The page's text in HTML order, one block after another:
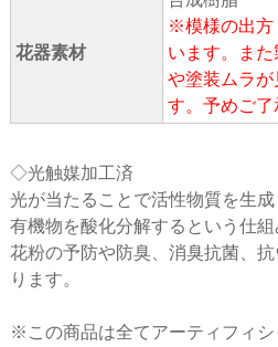
花器素材
※模様の出方
います。ま
や塗装ムラが
す。予めご了
◇光触媒加工済
光が当たることで活性物質を生成
有機物を酸化分解するという仕組
花粉の予防や防臭、消臭抗菌、
ります。
※この商品は全てアーティフィシ